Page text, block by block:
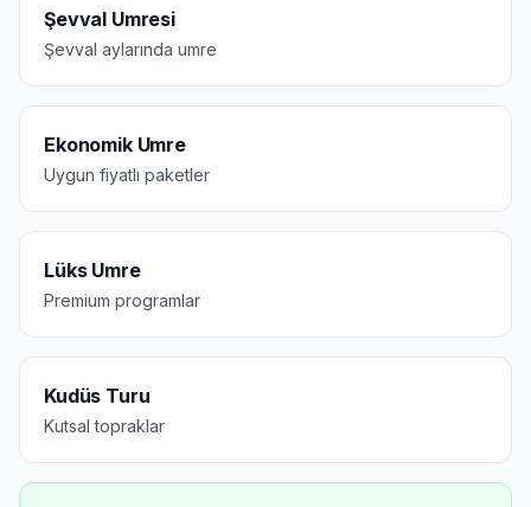
Şevval Umresi
Şevval aylarında umre
Ekonomik Umre
Uygun fiyatlı paketler
Lüks Umre
Premium programlar
Kudüs Turu
Kutsal topraklar